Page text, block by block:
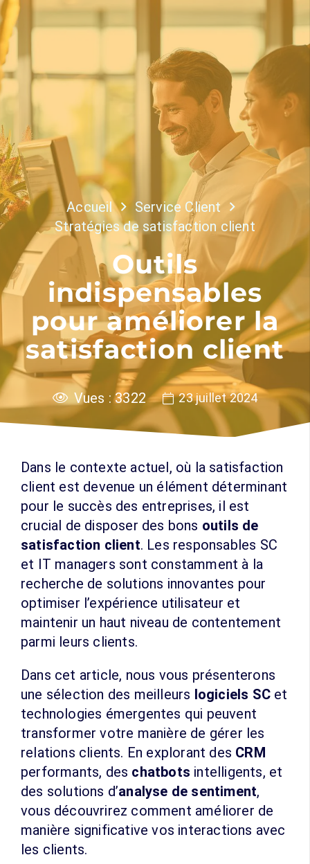
Accueil
Service Client
Stratégies de satisfaction client
Outils
indispensables
pour améliorer la
satisfaction client
Vues :3322 23 juillet 2024
Dans le contexte actuel, où la satisfaction
client est devenue un élément déterminant
pour le succès des entreprises, il est
crucial de disposer des bons outils de
satisfaction client. Les responsables SC
et IT managers sont constamment à la
recherche de solutions innovantes pour
optimiser l’expérience utilisateur et
maintenir un haut niveau de contentement
parmi leurs clients.
Dans cet article, nous vous présenterons
une sélection des meilleurs logiciels SC et
technologies émergentes qui peuvent
transformer votre manière de gérer les
relations clients. En explorant des CRM
performants, des chatbots intelligents, et
des solutions d’analyse de sentiment,
vous découvrirez comment améliorer de
manière significative vos interactions avec
les clients.